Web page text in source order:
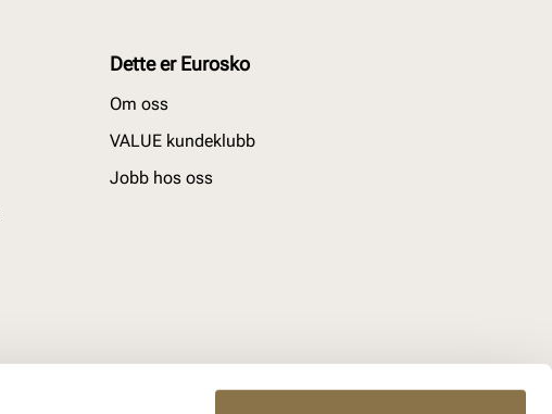
Dette er Eurosko
Om oss
VALUE kundeklubb
Jobb hos oss